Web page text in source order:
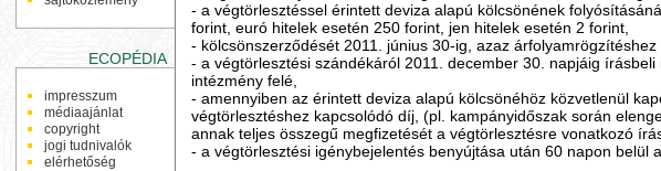
ECOPÉDIA
impresszum
médiaajánlat
copyright
jogi tudnivalók
elérhetőség
- a végtörlesztéssel érintett deviza alapú kölcsönének
forint, euró hitelek esetén 250 forint, jen hitelek esetén 2 forint,
- kölcsönszerződését 2011. június 30-ig, azaz
- a végtörlesztési szándékáról 2011. december 30. napjáig
intézmény felé,
- amennyiben az érintett deviza alapú kölcsönéhöz közvetlenül
végtörlesztéshez kapcsolódó díj, (pl. kampányidőszak során
annak teljes összegű megfizetését a végtörlesztésre vonatkozó
- a végtörlesztési igénybejelentés benyújtása után 60 napon belül